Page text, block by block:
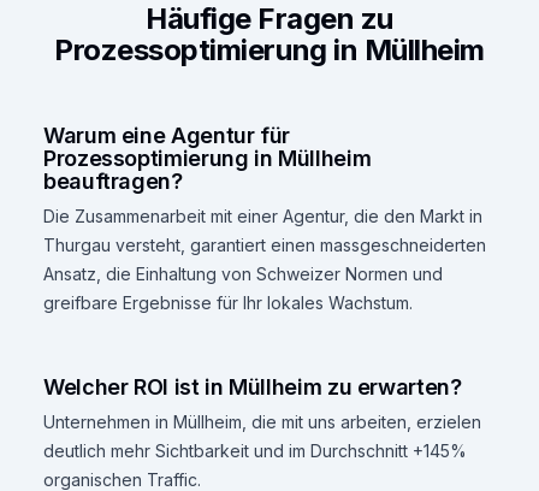
Häufige Fragen zu
Prozessoptimierung in Müllheim
Warum eine Agentur für
Prozessoptimierung in Müllheim
beauftragen?
Die Zusammenarbeit mit einer Agentur, die den Markt in
Thurgau versteht, garantiert einen massgeschneiderten
Ansatz, die Einhaltung von Schweizer Normen und
greifbare Ergebnisse für Ihr lokales Wachstum.
Welcher ROI ist in Müllheim zu erwarten?
Unternehmen in Müllheim, die mit uns arbeiten, erzielen
deutlich mehr Sichtbarkeit und im Durchschnitt +145%
organischen Traffic.